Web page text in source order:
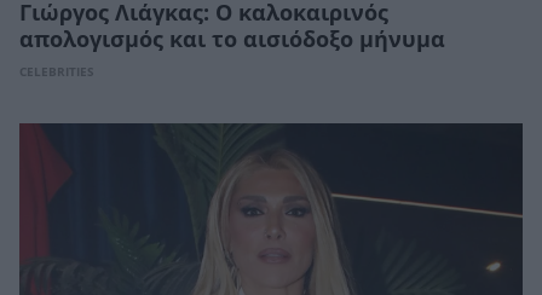
Γιώργος Λιάγκας: Ο καλοκαιρινός
απολογισμός και το αισιόδοξο μήνυμα
CELEBRITIES